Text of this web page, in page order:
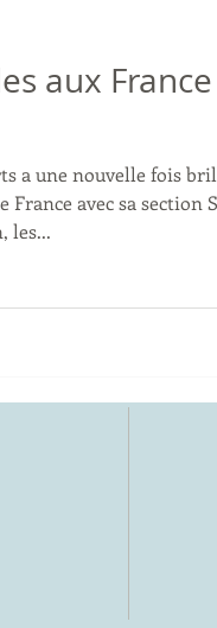
aux
a une nouvelle fois
France avec sa section
les...